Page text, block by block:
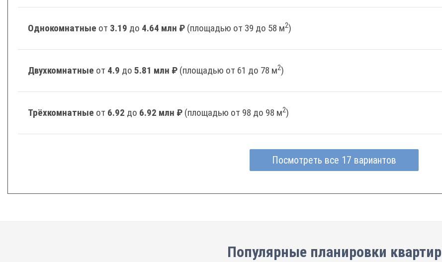
Однокомнатные от 3.19 до 4.64 млн ₽ (площадью от 39 до 58 м2)
Двухкомнатные от 4.9 до 5.81 млн ₽ (площадью от 61 до 78 м2)
Трёхкомнатные от 6.92 до 6.92 млн ₽ (площадью от 98 до 98 м2)
Посмотреть все 17 вариантов
Популярные планировки квартир